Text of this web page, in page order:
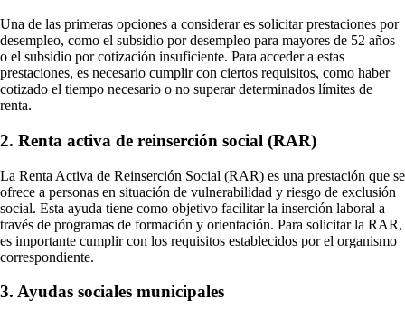
Una de las primeras opciones a considerar es solicitar prestaciones por
desempleo, como el subsidio por desempleo para mayores de 52 años
o el subsidio por cotización insuficiente. Para acceder a estas
prestaciones, es necesario cumplir con ciertos requisitos, como haber
cotizado el tiempo necesario o no superar determinados límites de
renta.
2. Renta activa de reinserción social (RAR)
La Renta Activa de Reinserción Social (RAR) es una prestación que se
ofrece a personas en situación de vulnerabilidad y riesgo de exclusión
social. Esta ayuda tiene como objetivo facilitar la inserción laboral a
través de programas de formación y orientación. Para solicitar la RAR,
es importante cumplir con los requisitos establecidos por el organismo
correspondiente.
3. Ayudas sociales municipales